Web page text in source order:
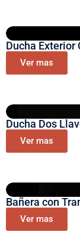
Ducha Exterior
Ver mas
Ducha Dos
Ver mas
Bañera con
Ver mas